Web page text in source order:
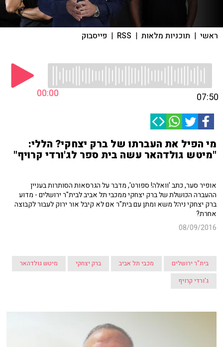
ראשי | תוכניות מלאות |
RSS
| פייסבוק
00:00 07:50
מי הפיל את העברתו של ברק יצחקי? הללי:
"מיטש גולדהאר עשה בית ספר לג'ורדי קרויף"
אופיר סער, כתב 'וואלה! ספורט', מדבר על הגרסאות הסותרות בעניין
ההעברה הכושלת של ברק יצחקי ממכבי תל אביב לבית"ר ירושלים - מדוע
ברק יצחקי ניהל משא ומתן עם בית"ר אם לא קיבל אור ירוק לעבור לקבוצה
אחרת?
08/09/2016
בית"ר ירושלים מכבי תל אביב ברק יצחקי
מיטש גולדהאר
ג'ורדי קרויף